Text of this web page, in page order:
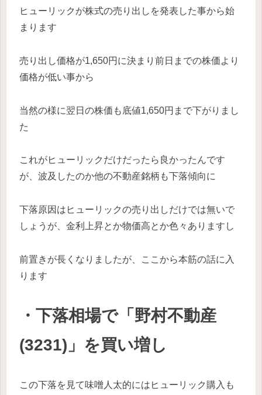
ヒューリックが株式の売り出しを発表した事から始
まります
売り出し価格が1,650円に決まり前日までの株価より
価格が低い事から
当然の様に翌日の株価も底値1,650円まで下がりまし
た
これがヒューリックだけだったら良かったんです
が、波及したのか他の不動産銘柄も下落傾向に
下落原因はヒューリックの売り出しだけでは無いで
しょうが、金利上昇とか物価高とか色々ありますし
前置きが長くなりましたが、ここから本筋の話に入
ります
・下落相場で「野村不動産
(3231)」を買い増し
この下落を見て味噌人太的にはヒューリック購入も